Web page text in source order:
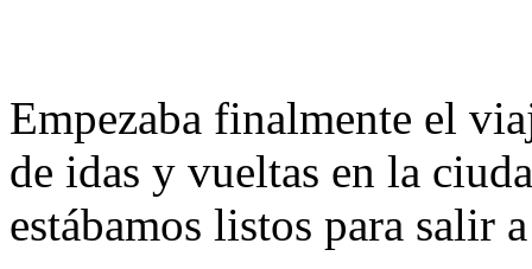
Empezaba finalmente el
de idas y vueltas en la
estábamos listos para salir